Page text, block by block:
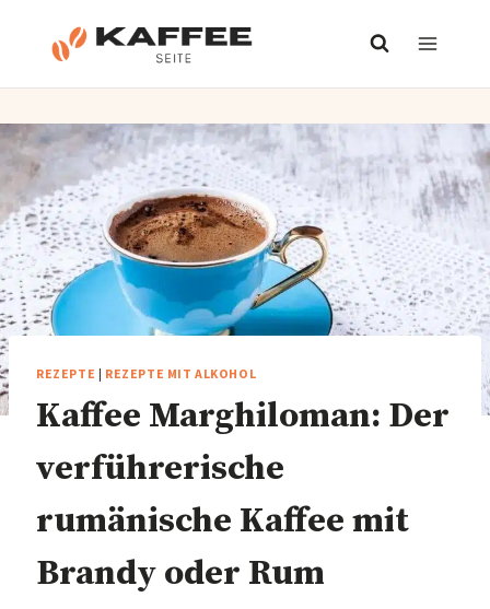
REZEPTE | REZEPTE MIT ALKOHOL
Kaffee Marghiloman: Der
verführerische
rumänische Kaffee mit
Brandy oder Rum